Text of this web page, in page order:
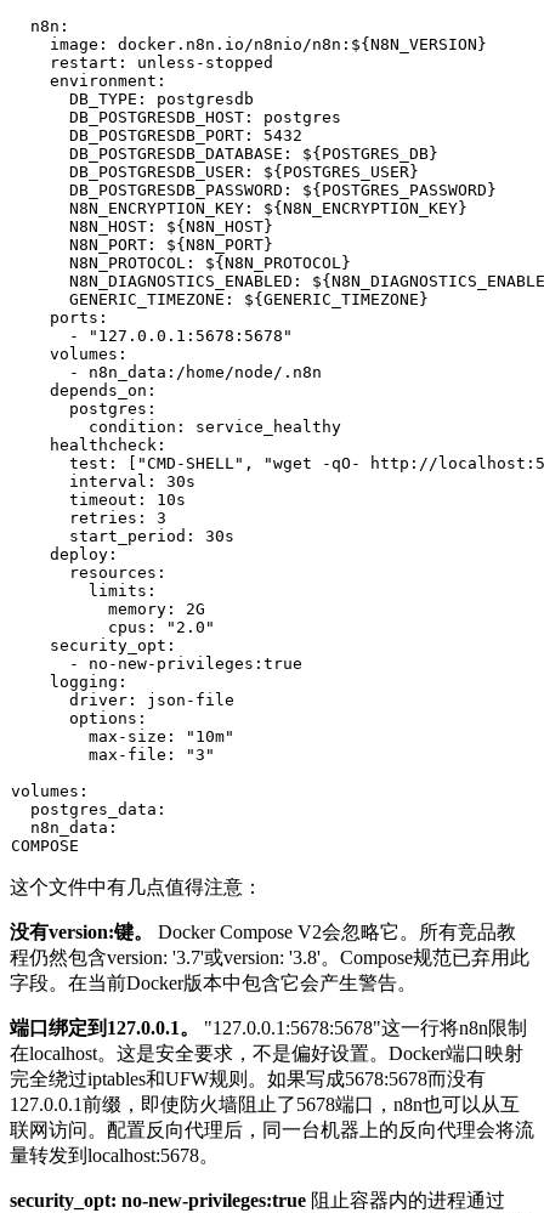
  n8n:
    image: docker.n8n.io/n8nio/n8n:
${N8N_VERSION}
    restart: unless-stopped
    environment:
      DB_TYPE: postgresdb
      DB_POSTGRESDB_HOST: postgres
      DB_POSTGRESDB_PORT: 5432
      DB_POSTGRESDB_DATABASE:
${POSTGRES_DB}
      DB_POSTGRESDB_USER:
${POSTGRES_USER}
      DB_POSTGRESDB_PASSWORD:
${POSTGRES_PASSWORD}
      N8N_ENCRYPTION_KEY:
${N8N_ENCRYPTION_KEY}
      N8N_HOST:
${N8N_HOST}
      N8N_PORT:
${N8N_PORT}
      N8N_PROTOCOL:
${N8N_PROTOCOL}
      N8N_DIAGNOSTICS_ENABLED:
      GENERIC_TIMEZONE:
${GENERIC_TIMEZONE}
    ports:
      -
"127.0.0.1:5678:5678"
    volumes:
      - n8n_data:/home/node/.n8n
    depends_on:
      postgres:
        condition: service_healthy
    healthcheck:
test : [ "CMD-SHELL" ,
"wget -qO- http://
      interval: 30s
timeout : 10s
      retries: 3
      start_period: 30s
    deploy:
      resources:
        limits:
          memory: 2G
          cpus:
"2.0"
    security_opt:
      - no-new-privileges:
true
    logging:
      driver: json-file
      options:
        max-size:
"10m"
        max-file:
"3"
volumes:
  postgres_data:
  n8n_data:
这个文件中有几点值得注意：
没有version:键。
Docker Compose V2会忽略它。所有竞品教
程仍然包含version: '3.7'或version: '3.8'。Compose规范已弃用此
字段。在当前Docker版本中包含它会产生警告。
端口绑定到127.0.0.1。 "127.0.0.1:5678:5678"这一行将n8n限制
在localhost。这是安全要求，不是偏好设置。Docker端口映射
完全绕过iptables和UFW规则。如果写成5678:5678而没有
127.0.0.1前缀，即使防火墙阻止了5678端口，n8n也可以从互
联网访问。配置反向代理后，同一台机器上的反向代理会将流
量转发到localhost:5678。
security_opt: no-new-privileges:true 阻止容器内的进程通过